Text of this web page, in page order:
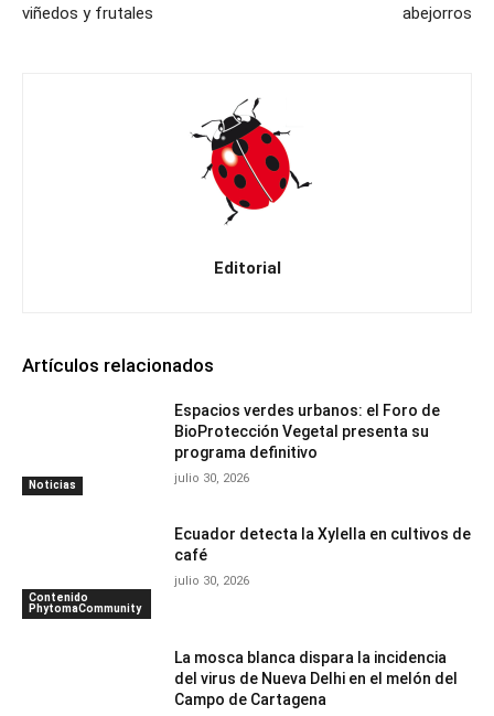
viñedos y frutales
abejorros
Editorial
Artículos relacionados
Noticias
Espacios verdes urbanos: el Foro de
BioProtección Vegetal presenta su
programa definitivo
julio 30, 2026
Contenido
PhytomaCommunity
Ecuador detecta la Xylella en cultivos de
café
julio 30, 2026
La mosca blanca dispara la incidencia
del virus de Nueva Delhi en el melón del
Campo de Cartagena